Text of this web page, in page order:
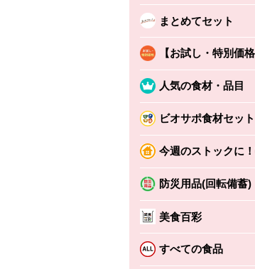
まとめてセット
【お試し・特別価格
人気の食材・品目
ビオサポ食材セット
今週のストックに
防災用品(回転備蓄)
美食百彩
すべての食品
ちょこっと揚げ（香
えびの風味がぶわっ！
かごへ
バルサミコ
本体2,160